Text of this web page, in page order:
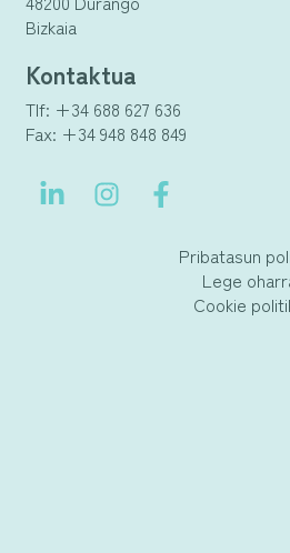
Bizkaia
Kontaktua
Tlf: +34 688 627 636
Fax: +34 948 848 849
Pribatasun
Lege
Cookie